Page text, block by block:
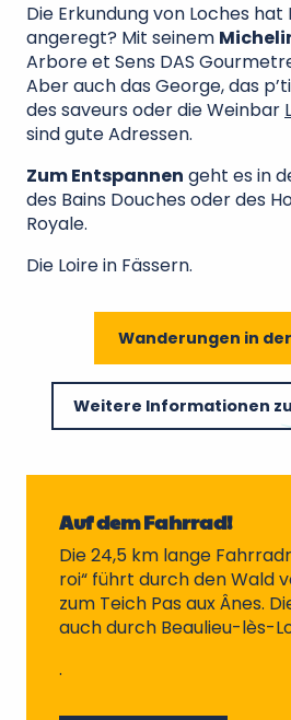
Die Erkundung von Loches
angeregt? Mit seinem
Arbore et Sens DAS
Aber auch das George, das
des saveurs oder die Weinbar
sind gute Adressen.
Zum Entspannen geht es in
des Bains Douches oder des
Royale.
Die Loire in Fässern.
Wanderungen in
Weitere Informationen
Auf dem Fahrrad!
Die 24,5 km lange
roi“ führt durch den Wald
zum Teich Pas aux Ânes.
auch durch Beaulieu-lès-
.